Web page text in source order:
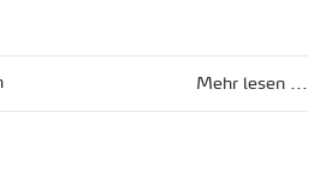
Mehr lesen ...